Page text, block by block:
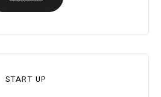
START UP